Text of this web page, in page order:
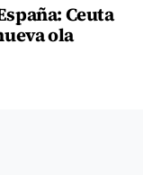
Ceuta
ola